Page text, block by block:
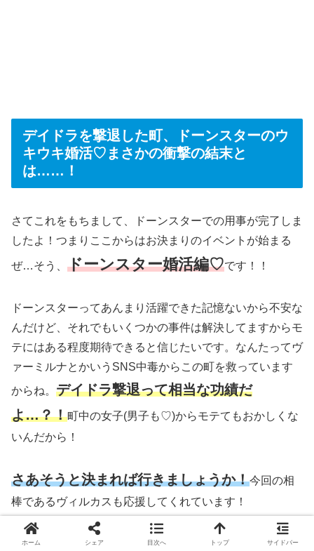
デイドラを撃退した町、ドーンスターのウ
キウキ婚活♡まさかの衝撃の結末と
は……！
さてこれをもちまして、ドーンスターでの用事が完了しま
したよ！つまりここからはお決まりのイベントが始まる
ぜ…そう、 ドーンスター婚活編♡です！！
ドーンスターってあんまり活躍できた記憶ないから不安な
んだけど、それでもいくつかの事件は解決してますからモ
テにはある程度期待できると信じたいです。なんたってヴ
ァーミルナとかいうSNS中毒からこの町を救っています
からね。 デイドラ撃退って相当な功績だ
よ…？！町中の女子(男子も♡)からモテてもおかしくな
いんだから！
さあそうと決まれば行きましょうか！今回の相
棒であるヴィルカスも応援してくれています！
ホーム シェア 目次へ トップ サイドバー